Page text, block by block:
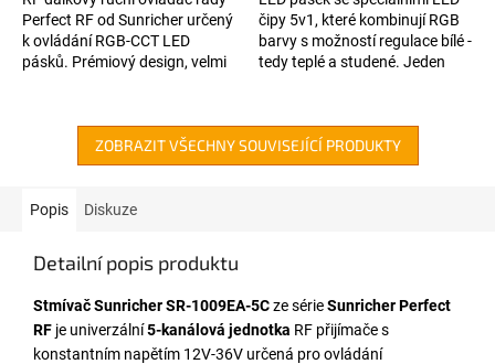
Perfect RF od Sunricher určený
k ovládání RGB-CCT LED
pásků. Prémiový design, velmi
čipy 5v1, které kombinují RGB
barvy s možností regulace bílé -
tedy teplé a studené. Jeden
ZOBRAZIT VŠECHNY SOUVISEJÍCÍ PRODUKTY
Popis Diskuze
Detailní popis produktu
Stmívač Sunricher SR-1009EA-5Cze sérieSunricher Perfect
RF je univerzální5-kanálová jednotka RF přijímače s
konstantním napětím 12V-36V určená pro ovládání